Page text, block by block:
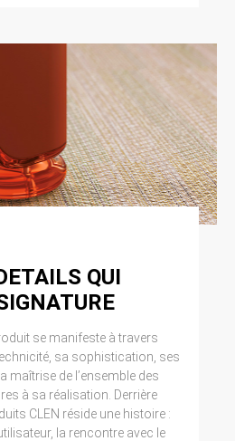
QUI
se manifeste à travers
sa sophistication, ses
maîtrise de l’ensemble des
à sa réalisation. Derrière
CLEN réside une histoire :
la rencontre avec le